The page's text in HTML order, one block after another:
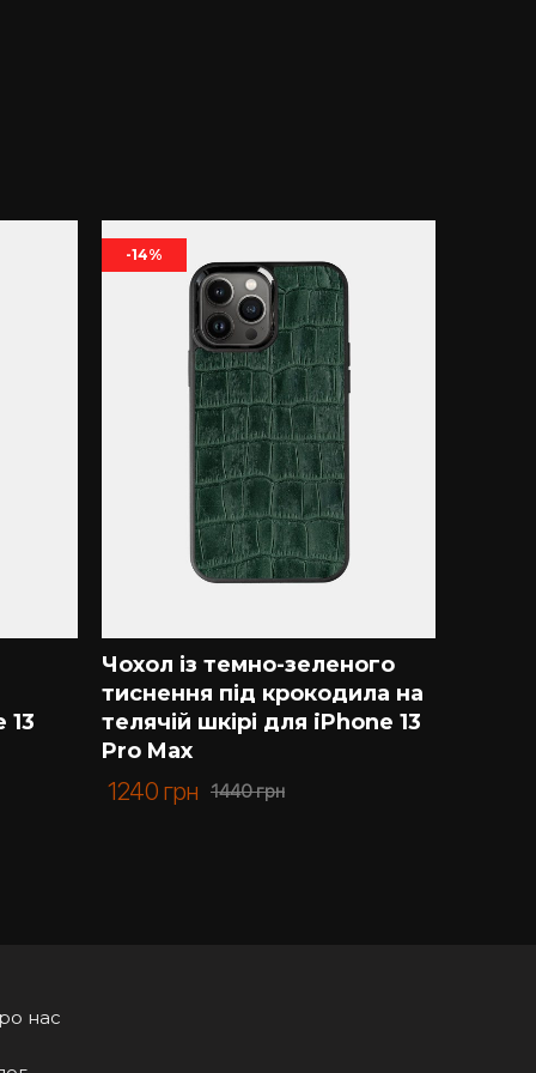
13
-14%
Чохол із темно-зеленого
тиснення під крокодила на
телячій шкірі для iPhone 13
Pro Max
1440грн
1240 грн
нас